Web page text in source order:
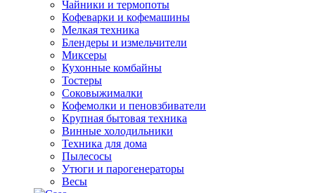
Чайники и термопоты
Кофеварки и кофемашины
Мелкая техника
Блендеры и измельчители
Миксеры
Кухонные комбайны
Тостеры
Соковыжималки
Кофемолки и пеновзбиватели
Крупная бытовая техника
Винные холодильники
Техника для дома
Пылесосы
Утюги и парогенераторы
Весы